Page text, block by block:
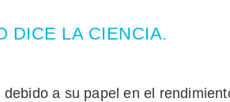
DICE LA CIENCIA.
a su papel en el